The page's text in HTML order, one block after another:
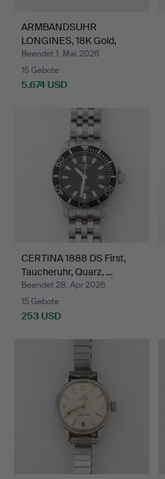
ARMBANDSUHR
LONGINES, 18K Gold,
Automatik.
Beendet 1. Mai 2026
15 Gebote
5.674 USD
CERTINA 1888 DS First,
Taucheruhr, Quarz, …
Beendet 28. Apr 2026
15 Gebote
253 USD